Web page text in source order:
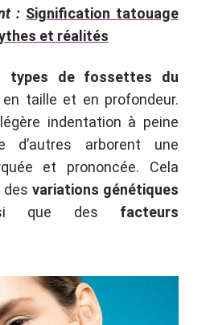
: Signification tatouage
et réalités
types de fossettes du
taille et en profondeur.
indentation à peine
d’autres arborent une
et prononcée. Cela
des variations génétiques
que des facteurs